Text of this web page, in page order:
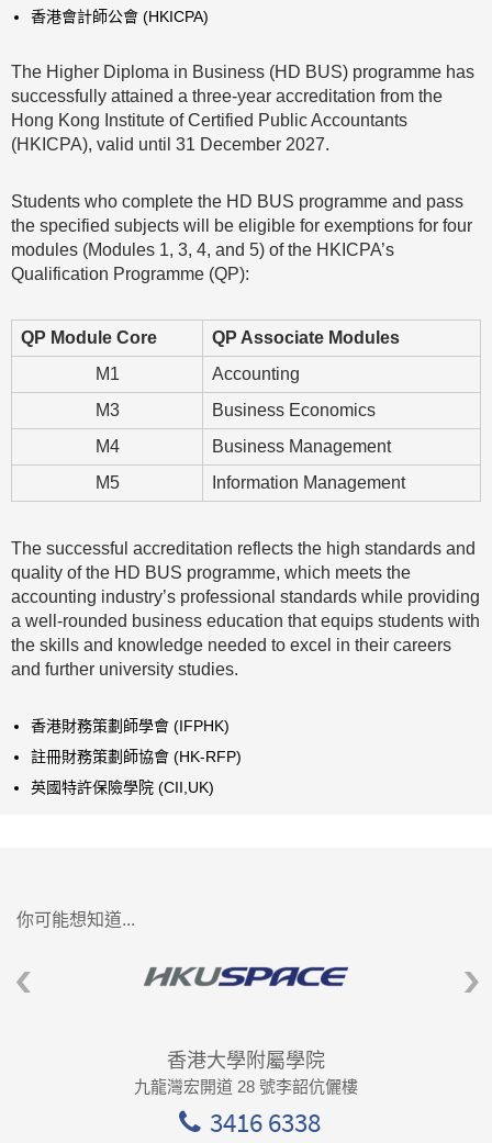
香港會計師公會 (HKICPA)
The Higher Diploma in Business (HD BUS) programme has
successfully attained a three-year accreditation from the
Hong Kong Institute of Certified Public Accountants
(HKICPA), valid until 31 December 2027.
Students who complete the HD BUS programme and pass
the specified subjects will be eligible for exemptions for four
modules (Modules 1, 3, 4, and 5) of the HKICPA’s
Qualification Programme (QP):
QP Module Core
QP Associate Modules
M1
Accounting
M3
Business Economics
M4
Business Management
M5
Information Management
The successful accreditation reflects the high standards and
quality of the HD BUS programme, which meets the
accounting industry’s professional standards while providing
a well-rounded business education that equips students with
the skills and knowledge needed to excel in their careers
and further university studies.
香港財務策劃師學會 (IFPHK)
註冊財務策劃師協會 (HK-RFP)
英國特許保險學院 (CII,UK)
你可能想知道...
香港大學附屬學院
九龍灣宏開道 28 號李韶伉儷樓
3416 6338